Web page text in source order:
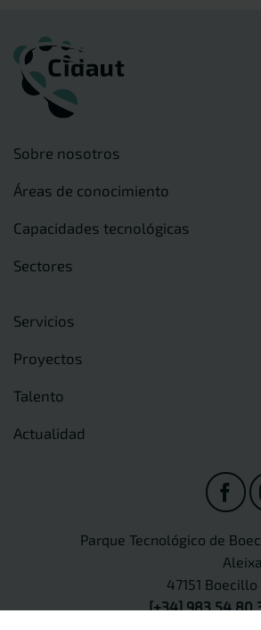
Sobre nosotros
Áreas de conocimiento
Capacidades tecnológicas
Sectores
Servicios
Proyectos
Talento
Actualidad
Parque Tecnológico de
47151
[+34] 983 54 80